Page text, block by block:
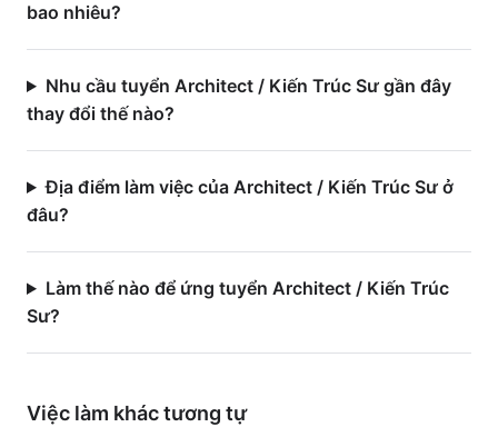
bao nhiêu?
Nhu cầu tuyển Architect / Kiến Trúc Sư gần đây
thay đổi thế nào?
Địa điểm làm việc của Architect / Kiến Trúc Sư ở
đâu?
Làm thế nào để ứng tuyển Architect / Kiến Trúc
Sư?
Việc làm kháctương tự